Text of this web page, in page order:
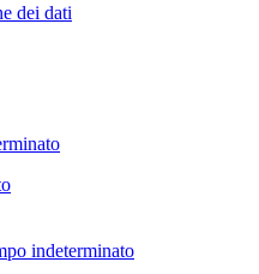
dei dati
indeterminato